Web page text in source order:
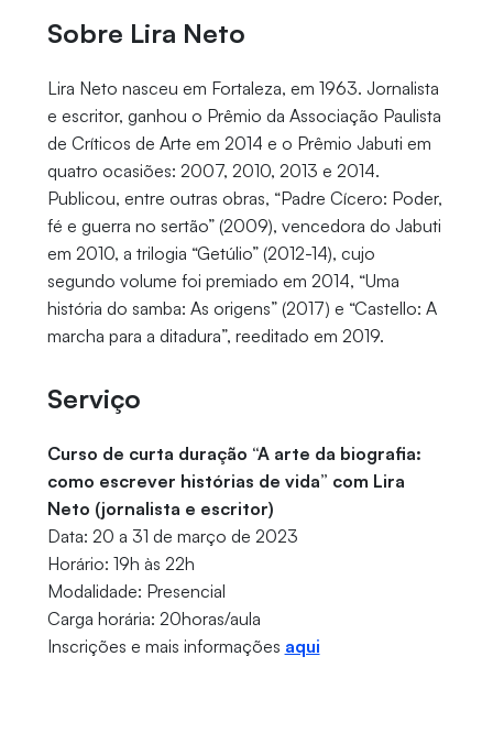
Sobre Lira Neto
Lira Neto nasceu em Fortaleza, em 1963. Jornalista
e escritor, ganhou o Prêmio da Associação Paulista
de Críticos de Arte em 2014 e o Prêmio Jabuti em
quatro ocasiões: 2007, 2010, 2013 e 2014.
Publicou, entre outras obras, “Padre Cícero: Poder,
fé e guerra no sertão” (2009), vencedora do Jabuti
em 2010, a trilogia “Getúlio” (2012-14), cujo
segundo volume foi premiado em 2014, “Uma
história do samba: As origens” (2017) e “Castello: A
marcha para a ditadura”, reeditado em 2019.
Serviço
Curso de curta duração “A arte da biografia:
como escrever histórias de vida” com Lira
Neto (jornalista e escritor)
Data: 20 a 31 de março de 2023
Horário: 19h às 22h
Modalidade: Presencial
Carga horária: 20horas/aula
Inscrições e mais informações aqui